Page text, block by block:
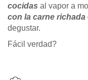
cocidas al vapor a
con la carne richada
degustar.
Fácil verdad?